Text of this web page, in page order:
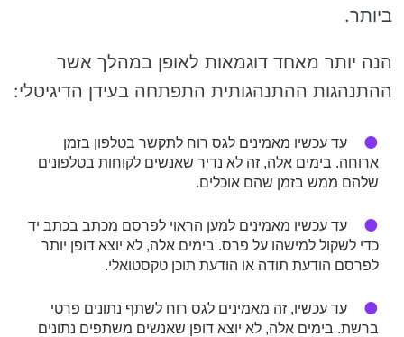
ביותר.
הנה יותר מאחד דוגמאות לאופן במהלך אשר
ההתנהגות ההתנהגותית התפתחה בעידן הדיגיטלי:
עד עכשיו מאמינים לגס רוח לתקשר בטלפון בזמן
ארוחה. בימים אלה, זה לא נדיר שאנשים לקוחות בטלפונים
שלהם ממש בזמן שהם אוכלים.
עד עכשיו מאמינים למען הראוי לפרסם מכתב בכתב יד
כדי לשקול למישהו על פרס. בימים אלה, לא יוצא דופן יותר
לפרסם הודעת תודה או הודעת תוכן טקסטואלי.
עד עכשיו, זה מאמינים לגס רוח לשתף נתונים פרטי
ברשת. בימים אלה, לא יוצא דופן שאנשים משתפים נתונים